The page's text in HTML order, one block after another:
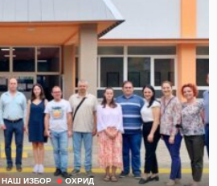
НАШ ИЗБОР ОХРИД